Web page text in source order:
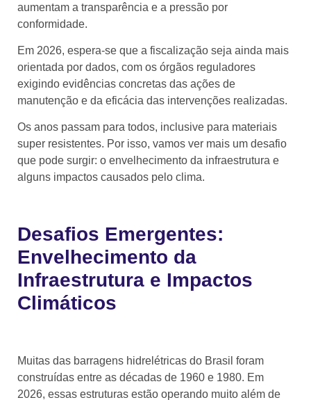
aumentam a transparência e a pressão por
conformidade.
Em 2026, espera-se que a fiscalização seja ainda mais
orientada por dados, com os órgãos reguladores
exigindo evidências concretas das ações de
manutenção e da eficácia das intervenções realizadas.
Os anos passam para todos, inclusive para materiais
super resistentes. Por isso, vamos ver mais um desafio
que pode surgir: o envelhecimento da infraestrutura e
alguns impactos causados pelo clima.
Desafios Emergentes:
Envelhecimento da
Infraestrutura e Impactos
Climáticos
Muitas das barragens hidrelétricas do Brasil foram
construídas entre as décadas de 1960 e 1980. Em
2026, essas estruturas estão operando muito além de